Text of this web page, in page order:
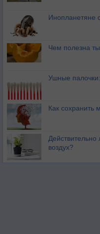
Инопланетяне
Чем полезна
Ушные
Как сохранить
воздух?